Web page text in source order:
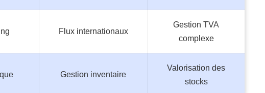
Flux internationaux
Gestion TVA
complexe
Gestion inventaire
Valorisation des
stocks